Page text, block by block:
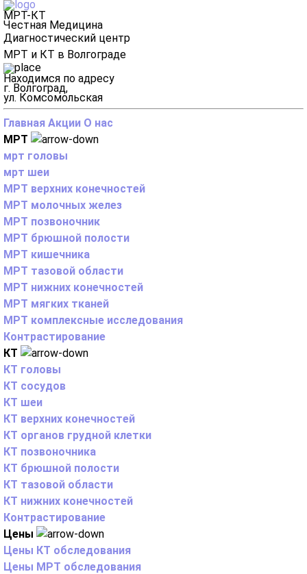
МРТ-КТ
Честная Медицина
Диагностический центр
МРТ и КТ в Волгограде
Находимся по адресу
г. Волгоград,
ул. Комсомольская
Главная Акции О нас
МРТ
мрт головы
мрт шеи
МРТ верхних конечностей
МРТ молочных желез
МРТ позвоночник
МРТ брюшной полости
МРТ кишечника
МРТ тазовой области
МРТ нижних конечностей
МРТ мягких тканей
МРТ комплексные исследования
Контрастирование
КТ
КТ головы
КТ сосудов
КТ шеи
КТ верхних конечностей
КТ органов грудной клетки
КТ позвоночника
КТ брюшной полости
КТ тазовой области
КТ нижних конечностей
Контрастирование
Цены
Цены КТ обследования
Цены МРТ обследования